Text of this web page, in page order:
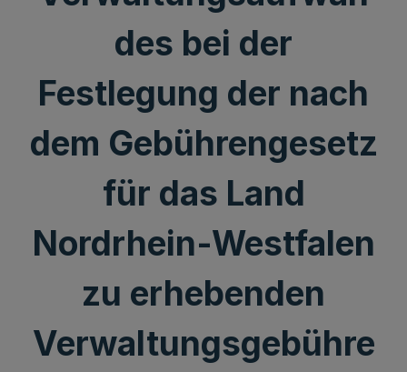
des bei der
Festlegung der nach
dem Gebührengesetz
für das Land
Nordrhein-Westfalen
zu erhebenden
Verwaltungsgebühre